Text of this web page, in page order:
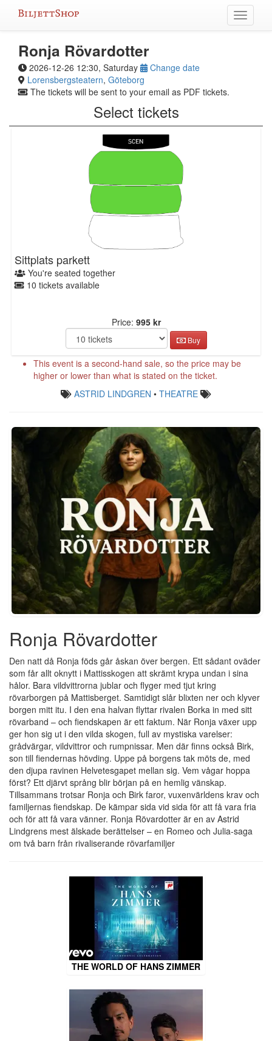
Toggle
Ronja Rövardotter
2026-12-26 12:30, Saturday
Change date
Lorensbergsteatern, Göteborg
The tickets will be sent to your email as PDF tickets.
Select tickets
Sittplats parkett
You're seated together
10 tickets available
Price: 995 kr
Buy
This event is a second-hand sale, so the price may be
higher or lower than what is stated on the ticket.
ASTRID LINDGREN • THEATRE
Ronja Rövardotter
Den natt då Ronja föds går åskan över bergen. Ett sådant oväder
som får allt oknytt i Mattisskogen att skrämt krypa undan i sina
hålor. Bara vildvittrorna jublar och flyger med tjut kring
rövarborgen på Mattisberget. Samtidigt slår blixten ner och klyver
borgen mitt itu. I den ena halvan flyttar rivalen Borka in med sitt
rövarband – och fiendskapen är ett faktum. När Ronja växer upp
ger hon sig ut i den vilda skogen, full av mystiska varelser:
grådvärgar, vildvittror och rumpnissar. Men där finns också Birk,
son till fiendernas hövding. Uppe på borgens tak möts de, med
den djupa ravinen Helvetesgapet mellan sig. Vem vågar hoppa
först? Ett djärvt språng blir början på en hemlig vänskap.
Tillsammans trotsar Ronja och Birk faror, vuxenvärldens krav och
familjernas fiendskap. De kämpar sida vid sida för att få vara fria
och för att få vara vänner. Ronja Rövardotter är en av Astrid
Lindgrens mest älskade berättelser – en Romeo och Julia-saga
om två barn från rivaliserande rövarfamiljer
THE WORLD OF HANS ZIMMER